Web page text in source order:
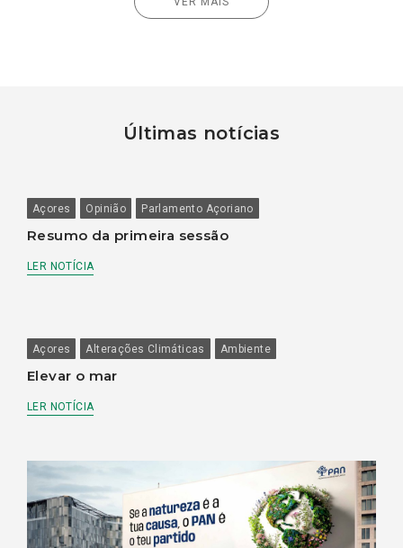
Últimas notícias
Açores Opinião Parlamento Açoriano
Resumo da primeira sessão
LER NOTÍCIA
Açores Alterações Climáticas Ambiente
Elevar o mar
LER NOTÍCIA